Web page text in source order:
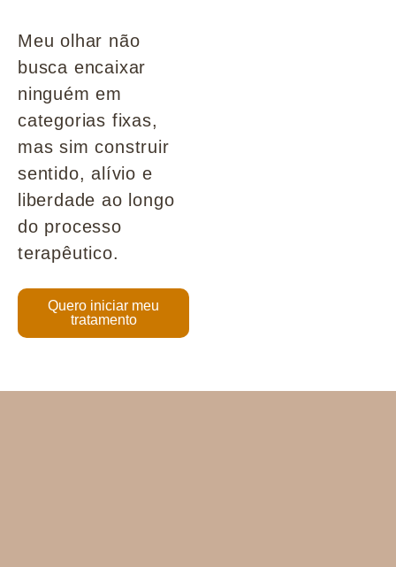
Meu olhar não
busca encaixar
ninguém em
categorias fixas,
mas sim construir
sentido, alívio e
liberdade ao longo
do processo
terapêutico.
Quero iniciar meu
tratamento